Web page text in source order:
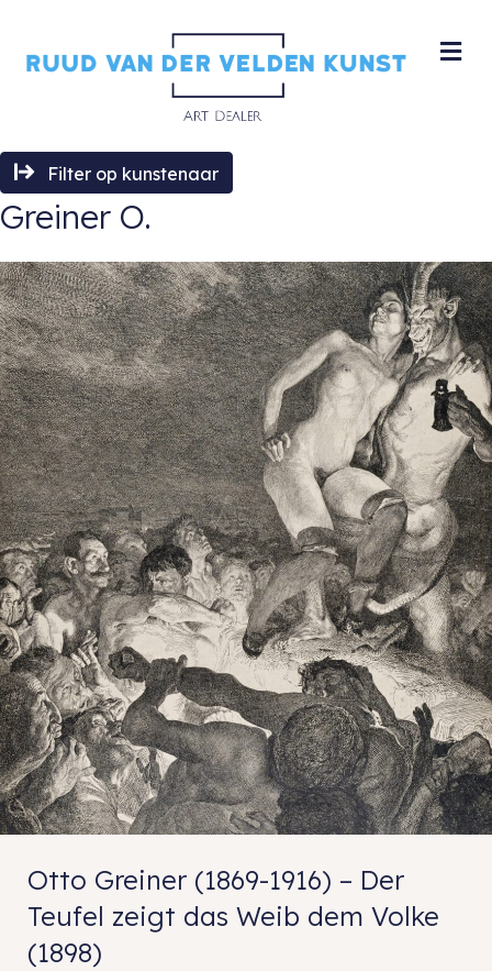
Filter op kunstenaar
Greiner O.
Otto Greiner (1869-1916) – Der
Teufel zeigt das Weib dem Volke
(1898)